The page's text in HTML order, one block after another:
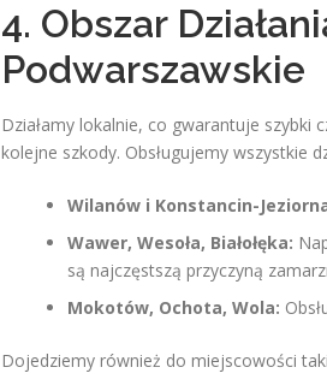
4. Obszar
Podwarszawskie
Działamy lokalnie, co gwarantuje szybki
kolejne szkody. Obsługujemy wszystkie
Wilanów i Konstancin-
Wawer, Wesoła, Białołęka:
są najczęstszą przyczyną
Mokotów, Ochota, Wola:
Dojedziemy również do miejscowości